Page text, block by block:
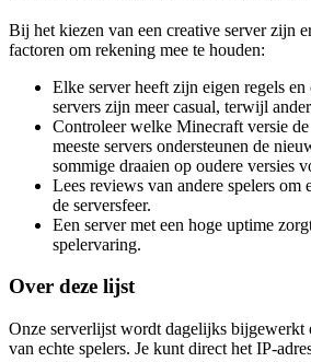
Bij het kiezen van een creative server zijn
factoren om rekening mee te houden:
Elke server heeft zijn eigen regels
servers zijn meer casual, terwijl
Controleer welke Minecraft versie
meeste servers ondersteunen de
sommige draaien op oudere versies
Lees reviews van andere spelers om
de serversfeer.
Een server met een hoge uptime
spelervaring.
Over deze lijst
Onze serverlijst wordt dagelijks bijgewerkt
van echte spelers. Je kunt direct het IP-